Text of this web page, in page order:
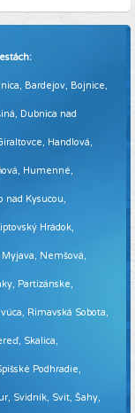
Bardejov, Bojnice,
Dubnica nad
Handlová,
Humenné,
nad Kysucou,
Hrádok,
Nemšová,
Partizánske,
Rimavská Sobota,
Skalica,
Podhradie,
Svidník, Svit, Šahy,